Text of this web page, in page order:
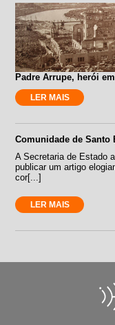
Padre Arrupe, herói
LER MAIS
Comunidade de
A Secretaria de Estado
publicar um artigo
cor[...]
LER MAIS